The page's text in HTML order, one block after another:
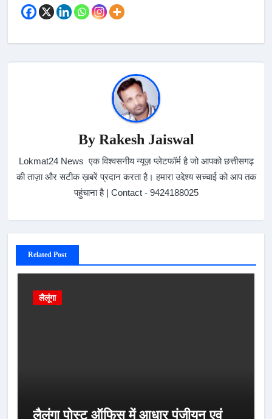
By Rakesh Jaiswal
Lokmat24 News एक विश्वसनीय न्यूज़ प्लेटफॉर्म है जो आपको छत्तीसगढ़
की ताज़ा और सटीक ख़बरें प्रदान करता है। हमारा उद्देश्य सच्चाई को आप तक
पहुंचाना है | Contact - 9424188025
Related Post
लैलूंगा
लैलूंगा पोस्ट ऑफिस में आधार पंजीयन एवं